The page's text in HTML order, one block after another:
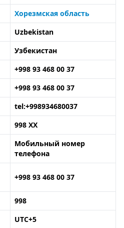
Хорезмская область
Uzbekistan
Узбекистан
+998 93 468 00 37
+998 93 468 00 37
tel:+998934680037
998 XX
Мобильный номер
телефона
+998 93 468 00 37
998
UTC+5